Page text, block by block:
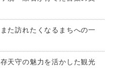
た訪れたくなるまちへの一
天守の魅力を活かした観光